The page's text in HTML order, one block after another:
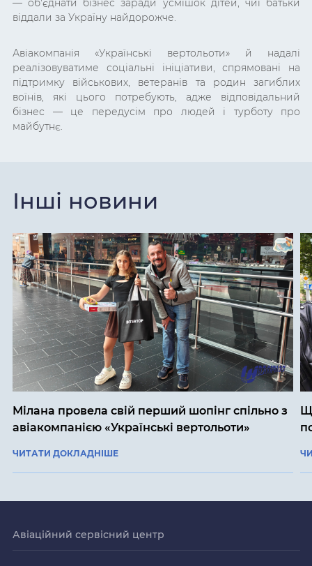
— об'єднати бізнес заради усмішок дітей, чиї батьки
віддали за Україну найдорожче.
Авіакомпанія «Українські вертольоти» й надалі
реалізовуватиме соціальні ініціативи, спрямовані на
підтримку військових, ветеранів та родин загиблих
воїнів, які цього потребують, адже відповідальний
бізнес — це передусім про людей і турботу про
майбутнє.
Інші новини
Мілана провела свій перший шопінг спільно з
авіакомпанією «Українські вертольоти»
ЧИТАТИ ДОКЛАДНІШЕ
Авіаційний сервісний центр